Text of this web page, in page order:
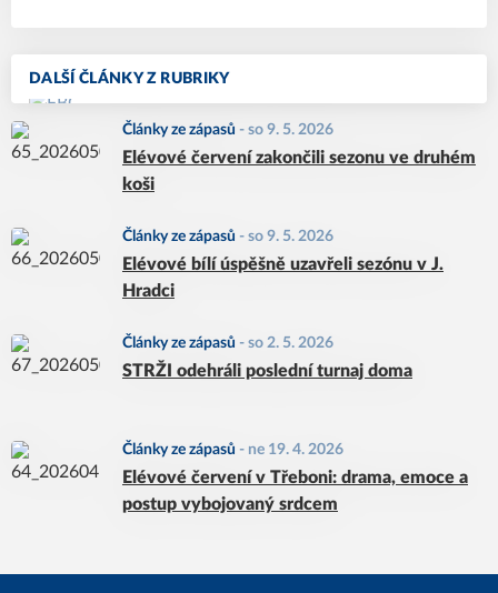
DALŠÍ ČLÁNKY Z RUBRIKY
Články ze zápasů - so 9. 5. 2026
Elévové červení zakončili sezonu ve druhém
koši
Články ze zápasů - so 9. 5. 2026
Elévové bílí úspěšně uzavřeli sezónu v J.
Hradci
Články ze zápasů - so 2. 5. 2026
STRŽI odehráli poslední turnaj doma
Články ze zápasů - ne 19. 4. 2026
Elévové červení v Třeboni: drama, emoce a
postup vybojovaný srdcem